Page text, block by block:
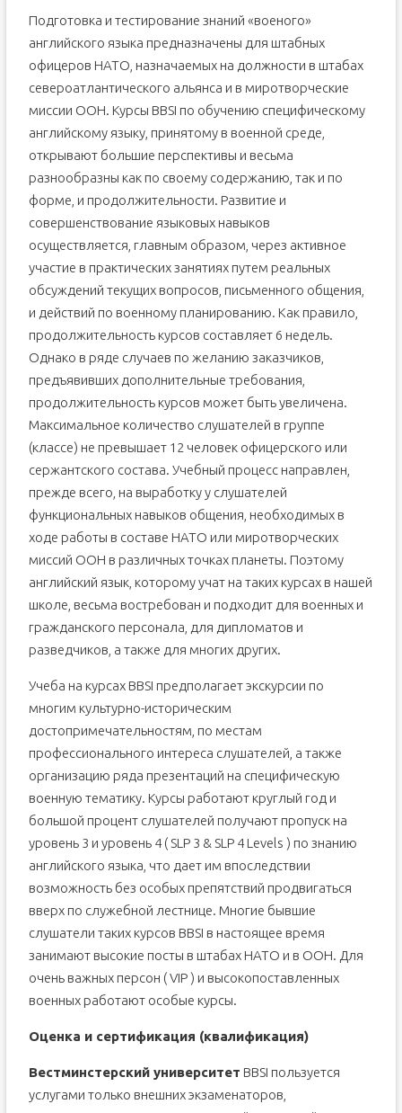
Подготовка и тестирование знаний «военого»
английского языка предназначены для штабных
офицеров НАТО, назначаемых на должности в штабах
североатлантического альянса и в миротворческие
миссии ООН. Курсы BBSI по обучению специфическому
английскому языку, принятому в военной среде,
открывают большие перспективы и весьма
разнообразны как по своему содержанию, так и по
форме, и продолжительности. Развитие и
совершенствование языковых навыков
осуществляется, главным образом, через активное
участие в практических занятиях путем реальных
обсуждений текущих вопросов, письменного общения,
и действий по военному планированию. Как правило,
продолжительность курсов составляет 6 недель.
Однако в ряде случаев по желанию заказчиков,
предъявивших дополнительные требования,
продолжительность курсов может быть увеличена.
Максимальное количество слушателей в группе
(классе) не превышает 12 человек офицерского или
сержантского состава. Учебный процесс направлен,
прежде всего, на выработку у слушателей
функциональных навыков общения, необходимых в
ходе работы в составе НАТО или миротворческих
миссий ООН в различных точках планеты. Поэтому
английский язык, которому учат на таких курсах в нашей
школе, весьма востребован и подходит для военных и
гражданского персонала, для дипломатов и
разведчиков, а также для многих других.
Учеба на курсах BBSI предполагает экскурсии по
многим культурно-историческим
достопримечательностям, по местам
профессионального интереса слушателей, а также
организацию ряда презентаций на специфическую
военную тематику. Курсы работают круглый год и
большой процент слушателей получают пропуск на
уровень 3 и уровень 4 ( SLP 3 & SLP 4 Levels ) по знанию
английского языка, что дает им впоследствии
возможность без особых препятствий продвигаться
вверх по служебной лестнице. Многие бывшие
слушатели таких курсов BBSI в настоящее время
занимают высокие посты в штабах НАТО и в ООН. Для
очень важных персон ( VIP ) и высокопоставленных
военных работают особые курсы.
Оценка и сертификация (квалификация)
Вестминстерский университет BBSI пользуется
услугами только внешних экзаменаторов,